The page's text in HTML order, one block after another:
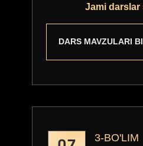
Jami darslar
DARS MAVZULARI
3-BO'LIM
Dars qo’llanmalari
Alohida mini guruhlar
ta zoom uchrashuvi
- 5 ta $100 000 lik prop shot
Offlayn bitiruv marosimi